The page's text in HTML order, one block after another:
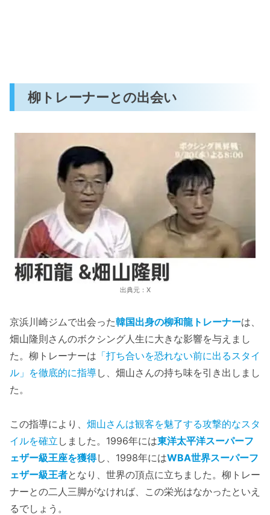
柳トレーナーとの出会い
出典元：X
京浜川崎ジムで出会った韓国出身の柳和龍トレーナーは、
畑山隆則さんのボクシング人生に大きな影響を与えまし
た。柳トレーナーは 「打ち合いを恐れない前に出るスタイ
ル」を徹底的に指導し、畑山さんの持ち味を引き出しまし
た。
この指導により、 畑山さんは観客を魅了する攻撃的なスタ
イルを確立 しました。1996年には東洋太平洋スーパーフ
ェザー級王座を獲得し、1998年にはWBA世界スーパーフ
ェザー級王者となり、世界の頂点に立ちました。柳トレー
ナーとの二人三脚がなければ、この栄光はなかったといえ
るでしょう。